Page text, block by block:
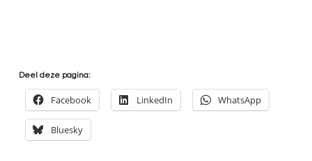
Deel deze pagina:
Facebook LinkedIn WhatsApp
Bluesky